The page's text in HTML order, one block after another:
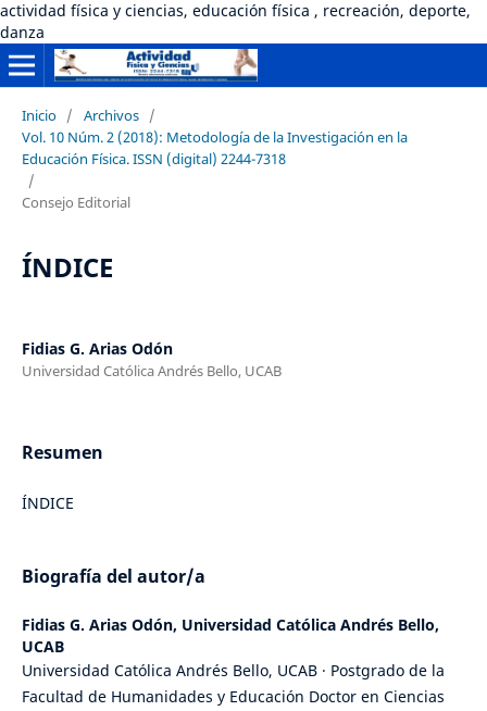
actividad física y ciencias, educación física , recreación, deporte,
danza
Inicio / Archivos /
Vol. 10 Núm. 2 (2018): Metodología de la Investigación en la
Educación Física. ISSN (digital) 2244-7318
/
Consejo Editorial
ÍNDICE
Fidias G. Arias Odón
Universidad Católica Andrés Bello, UCAB
Resumen
ÍNDICE
Biografía del autor/a
Fidias G. Arias Odón, Universidad Católica Andrés Bello,
UCAB
Universidad Católica Andrés Bello, UCAB · Postgrado de la
Facultad de Humanidades y Educación Doctor en Ciencias